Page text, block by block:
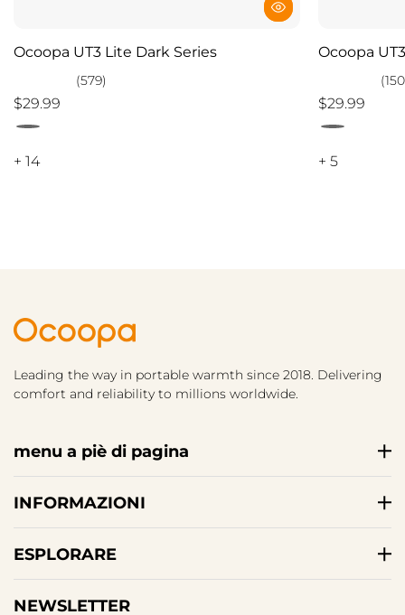
Ocoopa UT3 Lite Dark Series
(579)
$29.99
+ 14
Ocoopa
$29.99
+ 5
Leading the way in portable warmth since 2018. Delivering
comfort and reliability to millions worldwide.
menu a piè di pagina
INFORMAZIONI
ESPLORARE
NEWSLETTER